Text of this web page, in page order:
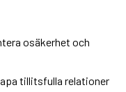
osäkerhet och
tillitsfulla relationer